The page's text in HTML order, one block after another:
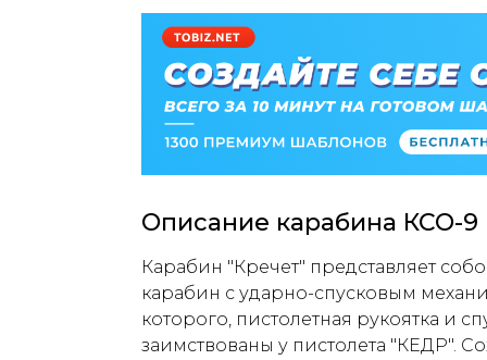
Описание карабина КСО-9
Карабин "Кречет" представляет
карабин с ударно-спусковым
которого, пистолетная рукоятка и
заимствованы у пистолета "КЕДР".